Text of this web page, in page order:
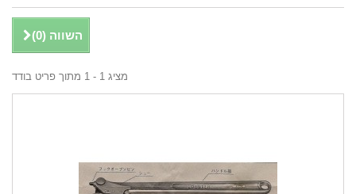
השווה (0
)
מציג 1 - 1 מתוך פריט בודד